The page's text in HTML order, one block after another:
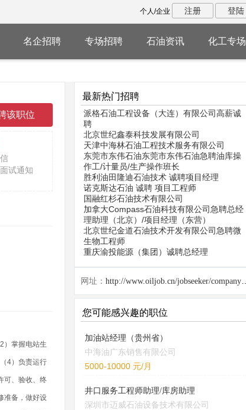
个人/企业 注册 登陆
名企招聘 专场招聘 石油资讯 化工专场
试通知
）掌握电站生
4）负责运行
可、验收、终
准备，做好设
最新热门招聘
派格石油工程设备（大连）有限公司高薪诚
聘
北京世纪鑫泰科技发展有限公司
天津中海林石油工程技术服务有限公司
东莞市东伟石油东莞市东伟石油急聘油库操
作工/计量员/生产操作班长
胜利油田隆迪石油技术 诚聘项目经理
诺克斯达石油 诚聘 项目工程师
国融红杉石油技术有限公司
加拿大Compass石油科技有限公司急聘总经
理助理（北京）/项目经理（东营）
北京世纪金道石油技术开发有限公司急聘微
生物工程师
重庆渝投能源（集团）诚聘总经理
网址： http://www.oiljob.cn/jobseeker/company/26840.html
您可能感兴趣的职位
加油站经理（贵州省）
中海油广东销售有限公司
5000-10000 元/月
井口服务工程师助理/库房助理
深圳市迈威石油设备技术有限公司